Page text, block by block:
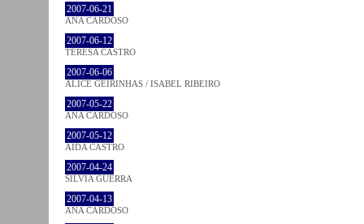
2007-06-21
ANA CARDOSO
2007-06-12
TERESA CASTRO
2007-06-06
ALICE GEIRINHAS / ISABEL RIBEIRO
2007-05-22
ANA CARDOSO
2007-05-12
AIDA CASTRO
2007-04-24
SÍLVIA GUERRA
2007-04-13
ANA CARDOSO